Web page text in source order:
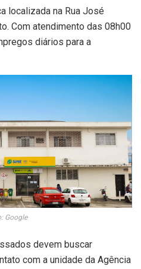
localizada na Rua José
Com atendimento das 08h00
diários para a
Google
devem buscar
com a unidade da Agência